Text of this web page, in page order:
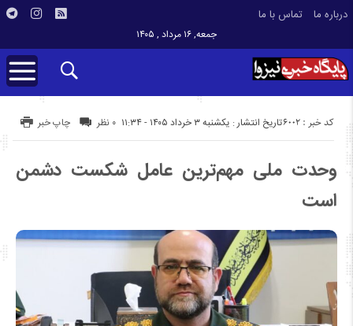
درباره ما تماس با ما
جمعه, ۱۶ مرداد , ۱۴۰۵
تاریخ انتشار : یکشنبه ۳ خرداد ۱۴۰۵ - ۱۱:۳۴ کد خبر : 6002 چاپ خبر ۰ نظر
وحدت ملی مهم‌ترین عامل شکست دشمن
است